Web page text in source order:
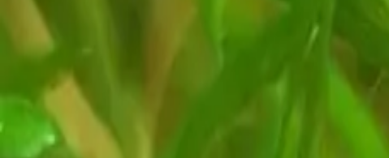
31 мая 2026 г.